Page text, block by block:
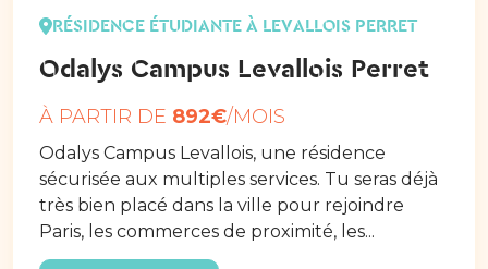
RÉSIDENCE ÉTUDIANTE À LEVALLOIS PERRET
Odalys Campus Levallois Perret
À PARTIR DE 892€/MOIS
Odalys Campus Levallois, une résidence
sécurisée aux multiples services. Tu seras déjà
très bien placé dans la ville pour rejoindre
Paris, les commerces de proximité, les...